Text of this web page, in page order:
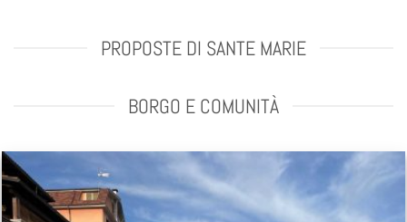
PROPOSTE DI SANTE MARIE
BORGO E COMUNITÀ